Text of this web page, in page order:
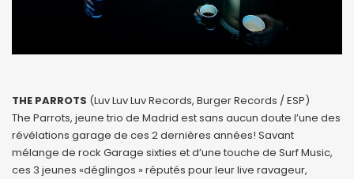
THE PARROTS (Luv Luv Luv Records, Burger Records / ESP)
The Parrots, jeune trio de Madrid est sans aucun doute l’une des
révélations garage de ces 2 dernières années! Savant
mélange de rock Garage sixties et d’une touche de Surf Music,
ces 3 jeunes «déglingos » réputés pour leur live ravageur,